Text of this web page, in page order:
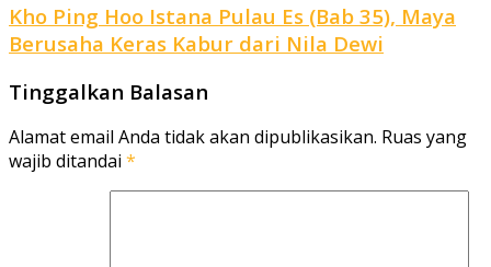
Kho Ping Hoo Istana Pulau Es (Bab 35), Maya
Berusaha Keras Kabur dari Nila Dewi
Tinggalkan Balasan
Alamat email Anda tidak akan dipublikasikan. Ruas yang
wajib ditandai *